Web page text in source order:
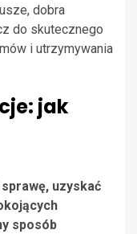
dobra
do skutecznego
i utrzymywania
jak
uzyskać
sposób